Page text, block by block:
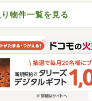
物件一覧を見る